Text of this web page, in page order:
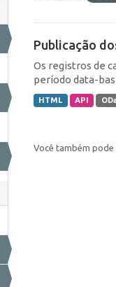
Publicação
Os registros de
período data-
HTML API
Você também pode